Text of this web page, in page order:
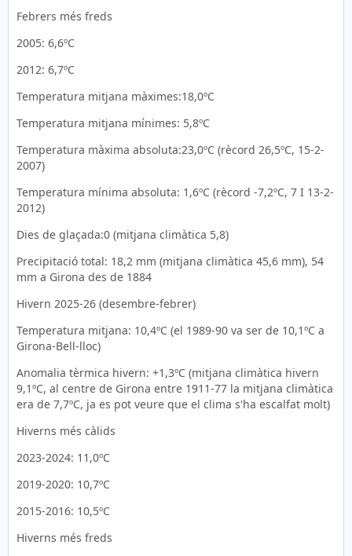
Febrers més freds
2005: 6,6ºC
2012: 6,7ºC
Temperatura mitjana màximes:18,0ºC
Temperatura mitjana mínimes: 5,8ºC
Temperatura màxima absoluta:23,0ºC (rècord 26,5ºC, 15-2-
2007)
Temperatura mínima absoluta: 1,6ºC (rècord -7,2ºC, 7 I 13-2-
2012)
Dies de glaçada:0 (mitjana climàtica 5,8)
Precipitació total: 18,2 mm (mitjana climàtica 45,6 mm), 54
mm a Girona des de 1884
Hivern 2025-26 (desembre-febrer)
Temperatura mitjana: 10,4ºC (el 1989-90 va ser de 10,1ºC a
Girona-Bell-lloc)
Anomalia tèrmica hivern: +1,3ºC (mitjana climàtica hivern
9,1ºC, al centre de Girona entre 1911-77 la mitjana climàtica
era de 7,7ºC, ja es pot veure que el clima s'ha escalfat molt)
Hiverns més càlids
2023-2024: 11,0ºC
2019-2020: 10,7ºC
2015-2016: 10,5ºC
Hiverns més freds